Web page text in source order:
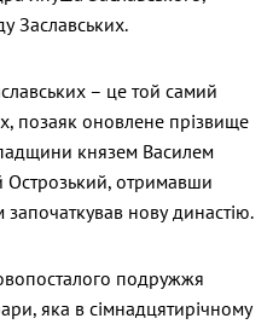
Заславських.
– це той самий
позаяк оновлене прізвище
князем Василем
отримавши
нову династію.
подружжя
яка в сімнадцятирічному